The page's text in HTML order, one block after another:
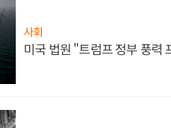
사회
미국 법원 "트럼프 정부 풍력